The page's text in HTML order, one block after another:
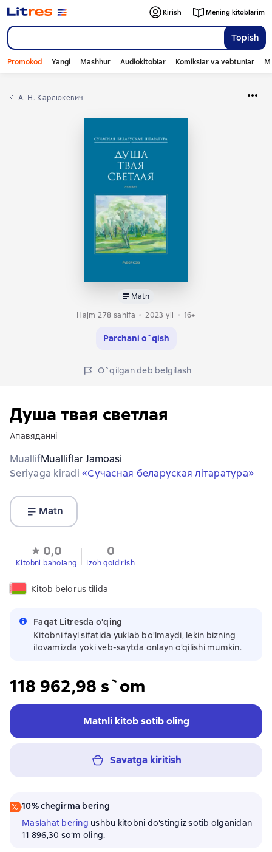
Topish
Kirish Mening kitoblarim
Promokod Yangi Mashhur Audiokitoblar Komikslar va vebtunlar
А. Н. Карлюкевич
Matn
Hajm 278 sahifa
2023 yil 16+
Parchani o`qish
O`qilgan deb belgilash
Душа твая светлая
Апавяданнi
MuallifMualliflar Jamoasi
Seriyaga kiradi «Сучасная беларуская лiтаратура»
Matn
0,0
Kitobni baholang
0
Izoh qoldirish
Kitob belorus tilida
Faqat Litresda o'qing
Kitobni fayl sifatida yuklab bo'lmaydi, lekin bizning
ilovamizda yoki veb-saytda onlayn o'qilishi mumkin.
118 962,98 s`om
Matnli kitob sotib oling
Savatga kiritish
10% chegirma bering
Maslahat bering ushbu kitobni do'stingiz sotib olganidan
11 896,30 soʻm oling.